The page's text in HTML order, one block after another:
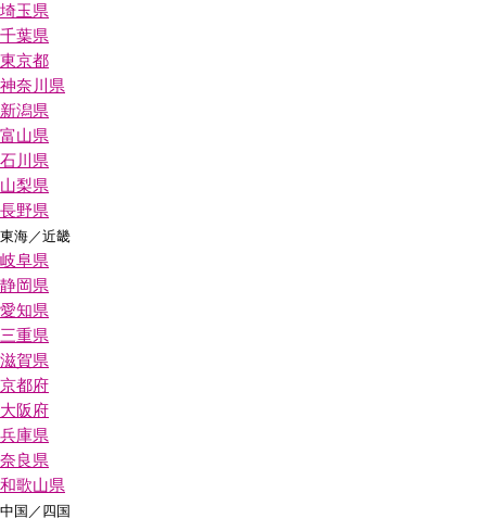
埼玉県
千葉県
東京都
神奈川県
新潟県
富山県
石川県
山梨県
長野県
東海／近畿
岐阜県
静岡県
愛知県
三重県
滋賀県
京都府
大阪府
兵庫県
奈良県
和歌山県
中国／四国